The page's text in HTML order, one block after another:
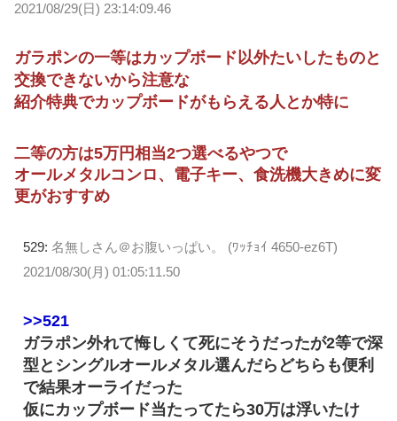
2021/08/29(日) 23:14:09.46
ガラポンの一等はカップボード以外たいしたものと
交換できないから注意な
紹介特典でカップボードがもらえる人とか特に
二等の方は5万円相当2つ選べるやつで
オールメタルコンロ、電子キー、食洗機大きめに変
更がおすすめ
529: 名無しさん＠お腹いっぱい。 (ﾜｯﾁｮｲ 4650-ez6T)
2021/08/30(月) 01:05:11.50
>>521
ガラポン外れて悔しくて死にそうだったが2等で深
型とシングルオールメタル選んだらどちらも便利
で結果オーライだった
仮にカップボード当たってたら30万は浮いたけ